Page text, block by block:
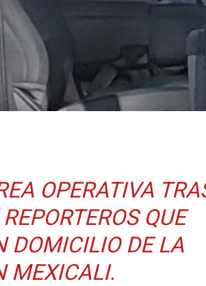
OPERATIVA
QUE
DOMICILIO DE LA
MEXICALI.